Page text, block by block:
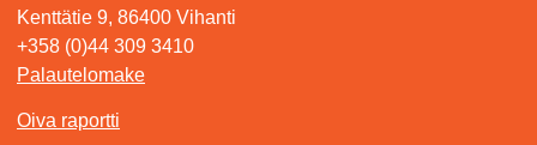
Kenttätie 9, 86400 Vihanti
+358 (0)44 309 3410
Palautelomake
Oiva raportti